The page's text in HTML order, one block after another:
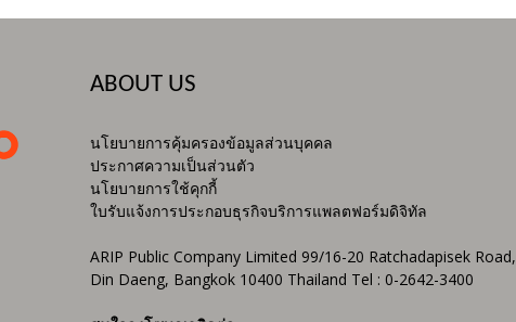
ABOUT US
นโยบายการคุ้มครองข้อมูลส่วนบุคคล
ประกาศความเป็นส่วนตัว
นโยบายการใช้คุกกี้
ใบรับแจ้งการประกอบธุรกิจบริการแพลตฟอร์มดิจิทัล
ARIP Public Company Limited 99/16-20 Ratchadapisek Road,
Din Daeng, Bangkok 10400 Thailand Tel : 0-2642-3400